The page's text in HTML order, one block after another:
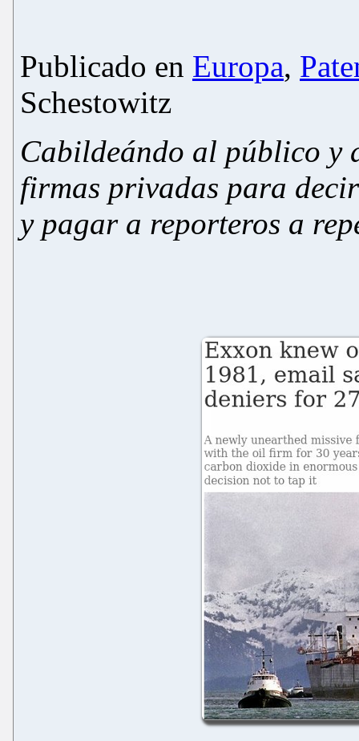
Publicado en Europa,
Schestowitz
Cabildeándo al público y
firmas privadas para
y pagar a reporteros a